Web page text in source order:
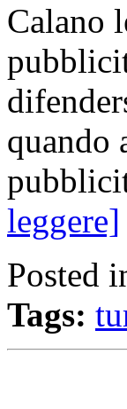
Calano
quando
leggere]
Posted
Tags: